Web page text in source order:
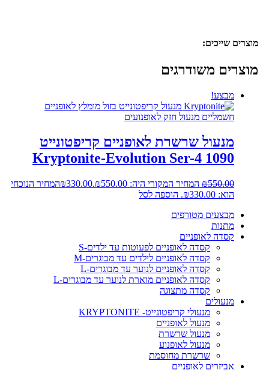
מוצרים שייכים:
מוצרים משודרגים
מבצע!
מנעול שרשרת לאופניים קריפטונייט
Kryptonite-Evolution Ser-4 1090
₪550.00 המחיר המקורי היה: ₪550.00. ₪330.00
המחיר הנוכחי
הוא: ₪330.00.
הוספה לסל
מבצעים מטורפים
מתנות
קסדה לאופניים
קסדה לאופניים לפעוטות עד ילדים-S
קסדה לאופניים לילדים עד מבוגרים-M
קסדה לאופניים לנוער עד מבוגרים-L
קסדה לאופניים מוארת לנוער עד מבוגרים-L
קסדה מתצוגה
מנעולים
מנעולי קריפטונייט- KRYPTONITE
מנעול לאופניים
מנעול שרשרת
מנעול לאופנוע
שרשרת מחוסמת
אביזרים לאופניים